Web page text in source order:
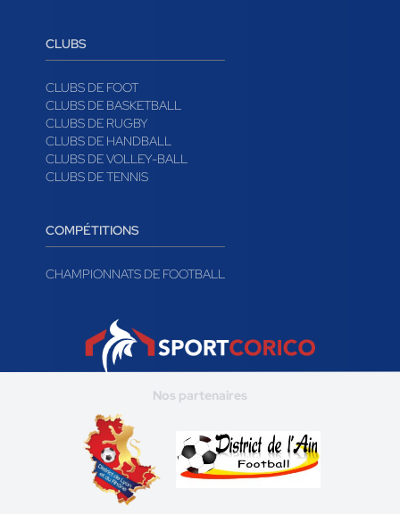
CLUBS
CLUBS DE FOOT
CLUBS DE BASKETBALL
CLUBS DE RUGBY
CLUBS DE HANDBALL
CLUBS DE VOLLEY-BALL
CLUBS DE TENNIS
COMPÉTITIONS
CHAMPIONNATS DE FOOTBALL
Nos partenaires